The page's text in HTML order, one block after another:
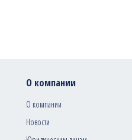
О компании
О компании
Новости